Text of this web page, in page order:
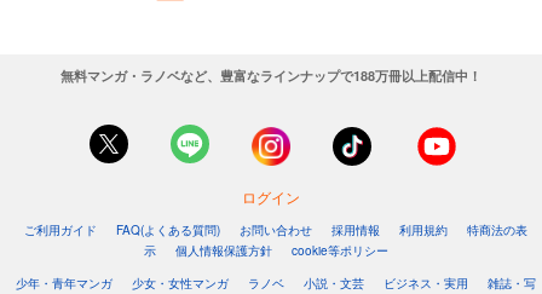
無料マンガ・ラノベなど、豊富なラインナップで188万冊以上配信中！
ログイン
ご利用ガイド FAQ(よくある質問) お問い合わせ 採用情報 利用規約
特商法の表
示
個人情報保護方針
cookie等ポリシー
少年・青年マンガ
少女・女性マンガ ラノベ 小説・文芸 ビジネス・実用
雑誌・写